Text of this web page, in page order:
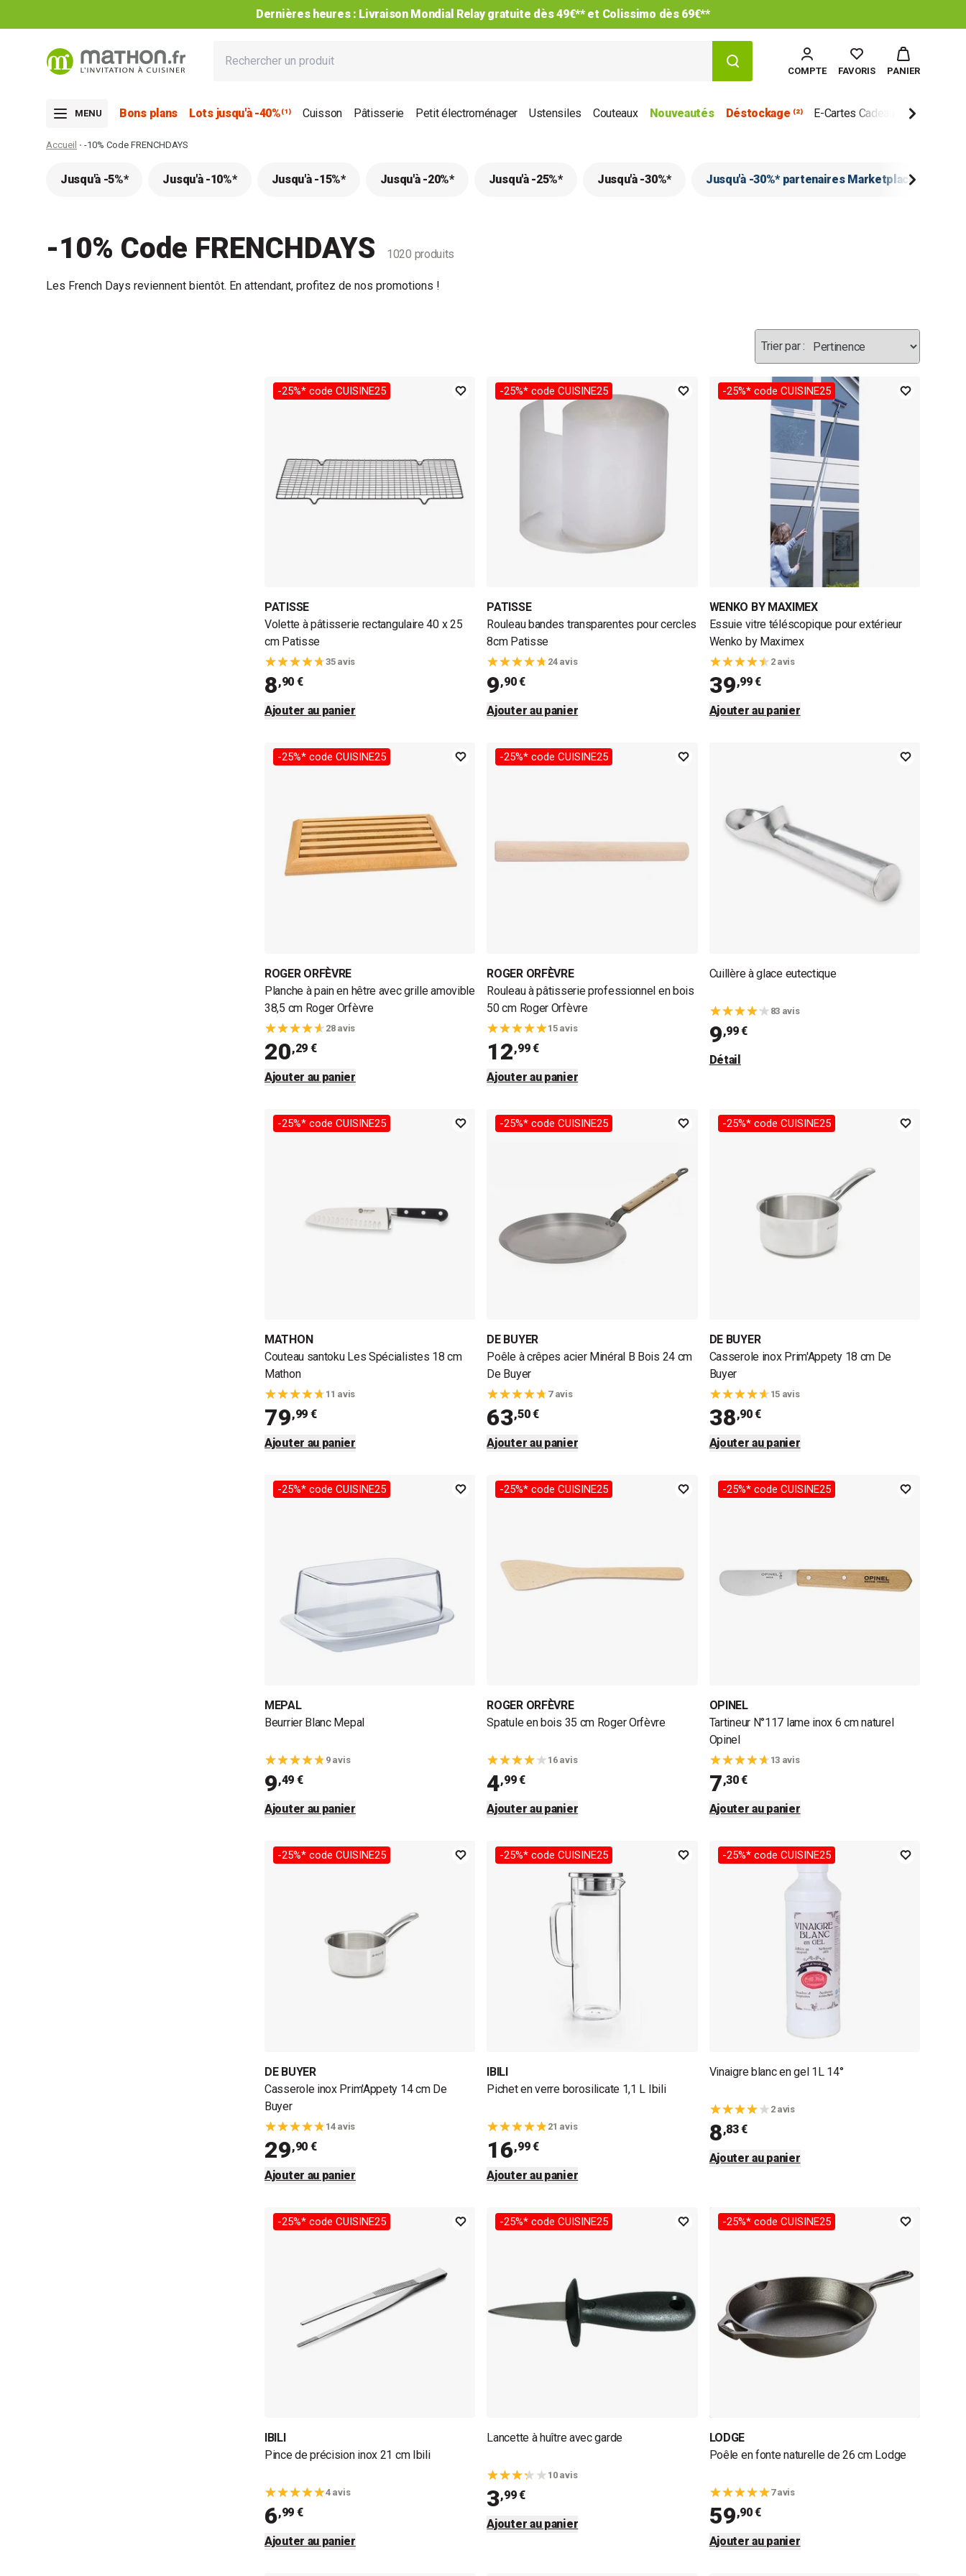
Dernières heures : Livraison Mondial Relay gratuite dès 49€** et Colissimo dès 69€**
COMPTE FAVORIS PANIER
MENU Bons plans Lots jusqu'à -40%⁽¹⁾ Cuisson Pâtisserie Petit électroménager Ustensiles Couteaux Nouveautés Déstockage ⁽²⁾ E-Cartes Cadeau Marques
Accueil -10% Code FRENCHDAYS
Jusqu'à -5%* Jusqu'à -10%* Jusqu'à -15%* Jusqu'à -20%* Jusqu'à -25%* Jusqu'à -30%* Jusqu'à -30%* partenaires Marketplace
-10% Code FRENCHDAYS 1020 produits
Les French Days reviennent bientôt. En attendant, profitez de nos promotions !
-25%* code CUISINE25
PATISSE
Volette à pâtisserie rectangulaire 40 x 25
cm Patisse
35 avis
8,90 €
Ajouter au panier
-25%* code CUISINE25
PATISSE
Rouleau bandes transparentes pour cercles
8cm Patisse
24 avis
9,90 €
Ajouter au panier
-25%* code CUISINE25
WENKO BY MAXIMEX
Essuie vitre téléscopique pour extérieur
Wenko by Maximex
2 avis
39,99 €
Ajouter au panier
-25%* code CUISINE25
ROGER ORFÈVRE
Planche à pain en hêtre avec grille amovible
38,5 cm Roger Orfèvre
28 avis
20,29 €
Ajouter au panier
-25%* code CUISINE25
ROGER ORFÈVRE
Rouleau à pâtisserie professionnel en bois
50 cm Roger Orfèvre
15 avis
12,99 €
Ajouter au panier
Cuillère à glace eutectique
83 avis
9,99 €
Détail
-25%* code CUISINE25
MATHON
Couteau santoku Les Spécialistes 18 cm
Mathon
11 avis
79,99 €
Ajouter au panier
-25%* code CUISINE25
DE BUYER
Poêle à crêpes acier Minéral B Bois 24 cm
De Buyer
7 avis
63,50 €
Ajouter au panier
-25%* code CUISINE25
DE BUYER
Casserole inox Prim'Appety 18 cm De
Buyer
15 avis
38,90 €
Ajouter au panier
-25%* code CUISINE25
MEPAL
Beurrier Blanc Mepal
9 avis
9,49 €
Ajouter au panier
-25%* code CUISINE25
ROGER ORFÈVRE
Spatule en bois 35 cm Roger Orfèvre
16 avis
4,99 €
Ajouter au panier
-25%* code CUISINE25
OPINEL
Tartineur N°117 lame inox 6 cm naturel
Opinel
13 avis
7,30 €
Ajouter au panier
-25%* code CUISINE25
DE BUYER
Casserole inox Prim'Appety 14 cm De
Buyer
14 avis
29,90 €
Ajouter au panier
-25%* code CUISINE25
IBILI
Pichet en verre borosilicate 1,1 L Ibili
21 avis
16,99 €
Ajouter au panier
-25%* code CUISINE25
Vinaigre blanc en gel 1L 14°
2 avis
8,83 €
Ajouter au panier
-25%* code CUISINE25
IBILI
Pince de précision inox 21 cm Ibili
4 avis
6,99 €
Ajouter au panier
-25%* code CUISINE25
Lancette à huître avec garde
10 avis
3,99 €
Ajouter au panier
-25%* code CUISINE25
LODGE
Poêle en fonte naturelle de 26 cm Lodge
7 avis
59,90 €
Ajouter au panier